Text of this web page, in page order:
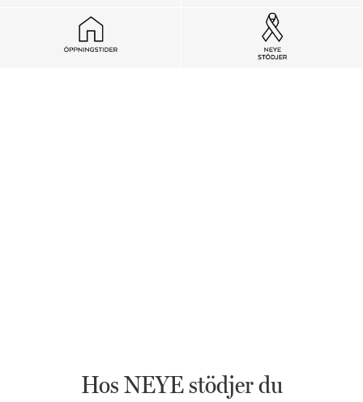
Hos NEYE stödjer du